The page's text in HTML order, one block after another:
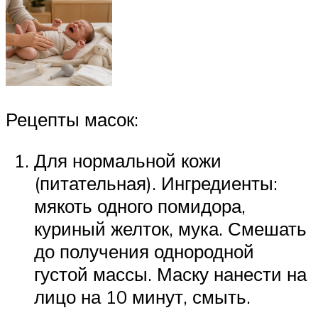
Рецепты масок:
Для нормальной кожи
(питательная). Ингредиенты:
мякоть одного помидора,
куриный желток, мука. Смешать
до получения однородной
густой массы. Маску нанести на
лицо на 10 минут, смыть.